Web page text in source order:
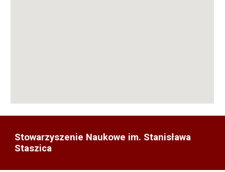
Stowarzyszenie Naukowe im. Stanisława
Staszica